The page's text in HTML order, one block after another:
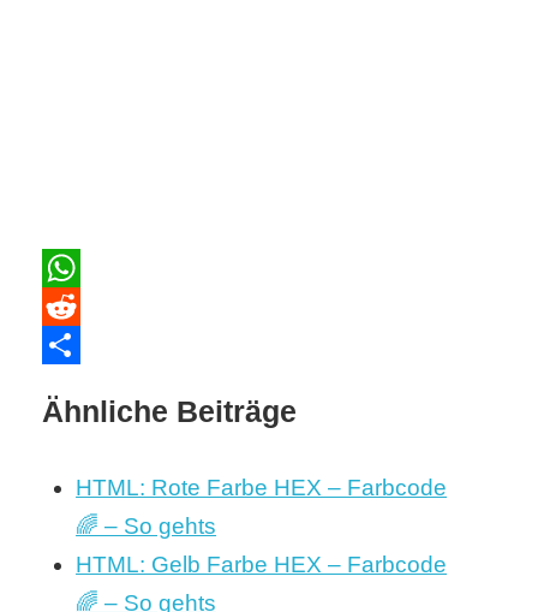
WhatsApp
Reddit
Ähnliche Beiträge
HTML: Rote Farbe HEX – Farbcode
🌈 – So gehts
HTML: Gelb Farbe HEX – Farbcode
🌈 – So gehts